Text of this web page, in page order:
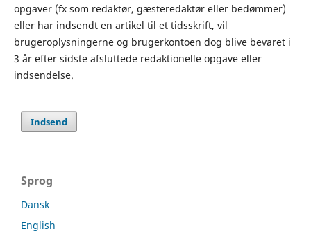
opgaver (fx som redaktør, gæsteredaktør eller bedømmer)
eller har indsendt en artikel til et tidsskrift, vil
brugeroplysningerne og brugerkontoen dog blive bevaret i
3 år efter sidste afsluttede redaktionelle opgave eller
indsendelse.
Indsend
Sprog
Dansk
English